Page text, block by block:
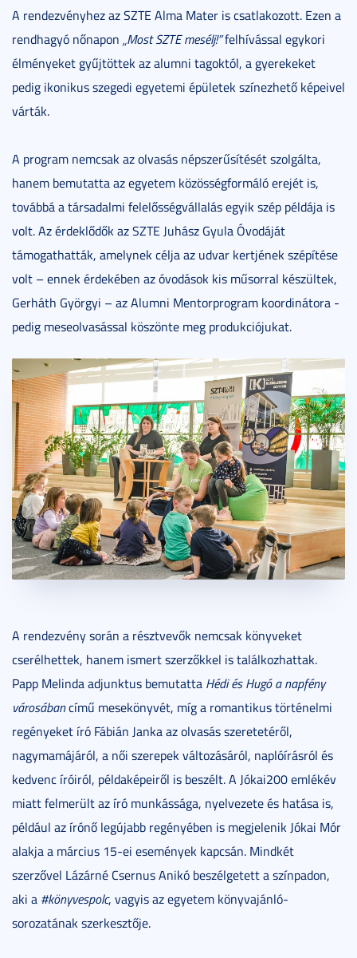
A rendezvényhez az SZTE Alma Mater is csatlakozott. Ezen a
rendhagyó nőnapon „Most SZTE mesélj!”felhívással egykori
élményeket gyűjtöttek az alumni tagoktól, a gyerekeket
pedig ikonikus szegedi egyetemi épületek színezhető képeivel
várták.
A program nemcsak az olvasás népszerűsítését szolgálta,
hanem bemutatta az egyetem közösségformáló erejét is,
továbbá a társadalmi felelősségvállalás egyik szép példája is
volt. Az érdeklődők az SZTE Juhász Gyula Óvodáját
támogathatták, amelynek célja az udvar kertjének szépítése
volt – ennek érdekében az óvodások kis műsorral készültek,
Gerháth Györgyi – az Alumni Mentorprogram koordinátora -
pedig meseolvasással köszönte meg produkciójukat.
A rendezvény során a résztvevők nemcsak könyveket
cserélhettek, hanem ismert szerzőkkel is találkozhattak.
Papp Melinda adjunktus bemutatta Hédi és Hugó a napfény
városábancímű mesekönyvét, míg a romantikus történelmi
regényeket író Fábián Janka az olvasás szeretetéről,
nagymamájáról, a női szerepek változásáról, naplóírásról és
kedvenc íróiról, példaképeiről is beszélt. A Jókai200 emlékév
miatt felmerült az író munkássága, nyelvezete és hatása is,
például az írónő legújabb regényében is megjelenik Jókai Mór
alakja a március 15-ei események kapcsán. Mindkét
szerzővel Lázárné Csernus Anikó beszélgetett a színpadon,
aki a #könyvespolc, vagyis az egyetem könyvajánló-
sorozatának szerkesztője.